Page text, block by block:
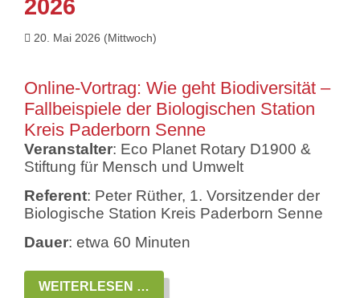
2026
20. Mai 2026 (Mittwoch)
Online-Vortrag: Wie geht Biodiversität –
Fallbeispiele der Biologischen Station
Kreis Paderborn Senne
Veranstalter: Eco Planet Rotary D1900 &
Stiftung für Mensch und Umwelt
Referent: Peter Rüther, 1. Vorsitzender der
Biologische Station Kreis Paderborn Senne
Dauer: etwa 60 Minuten
WEITERLESEN …